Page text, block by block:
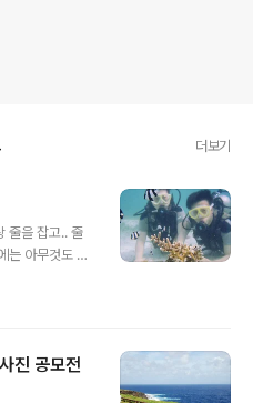
더보기
줄을 잡고.. 줄
는 아무것도 없
진 공모전